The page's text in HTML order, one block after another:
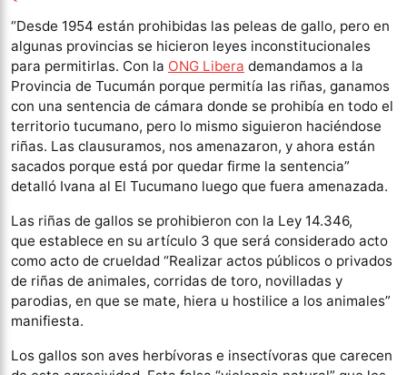
“Desde 1954 están prohibidas las peleas de gallo, pero en
algunas provincias se hicieron leyes inconstitucionales
para permitirlas. Con la ONG Libera demandamos a la
Provincia de Tucumán porque permitía las riñas, ganamos
con una sentencia de cámara donde se prohibía en todo el
territorio tucumano, pero lo mismo siguieron haciéndose
riñas. Las clausuramos, nos amenazaron, y ahora están
sacados porque está por quedar firme la sentencia”
detalló Ivana al El Tucumano luego que fuera amenazada.
Las riñas de gallos se prohibieron con la Ley 14.346,
que establece en su artículo 3 que será considerado acto
como acto de crueldad “Realizar actos públicos o privados
de riñas de animales, corridas de toro, novilladas y
parodias, en que se mate, hiera u hostilice a los animales”
manifiesta.
Los gallos son aves herbívoras e insectívoras que carecen